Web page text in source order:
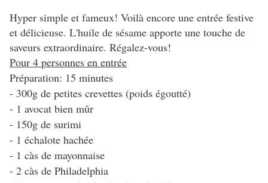
Hyper simple et fameux! Voilà encore une entrée festive
et délicieuse. L'huile de sésame apporte une touche de
saveurs extraordinaire. Régalez-vous!
Pour 4 personnes en entrée
Préparation: 15 minutes
- 300g de petites crevettes (poids égoutté)
- 1 avocat bien mûr
- 150g de surimi
- 1 échalote hachée
- 1 càs de mayonnaise
- 2 càs de Philadelphia